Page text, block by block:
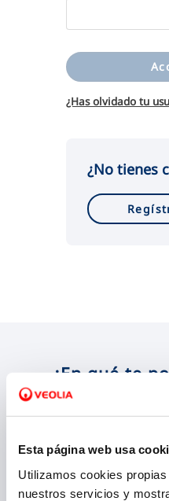
Esta página web usa
Utilizamos cookies
nuestros servicios y
CONÓCENOS
¿En qué te
¿Has olvidado tu
¿No tienes